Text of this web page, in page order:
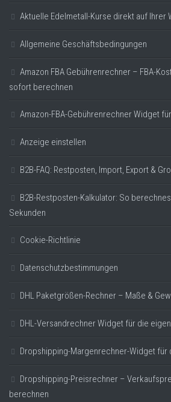
Aktuelle Edelmetall-Kurse direkt auf Ihrer
Allgemeine Geschäftsbedingungen
Amazon FBA Gebührenrechner – FBA-
sofort berechnen
Amazon-FBA-Gebührenrechner Widget
Anzeige einstellen
B2B-FAQ: Restposten, Import, Export &
B2B-Restposten-Kalkulator: So
Sekunden
Cookie-Richtlinie
Datenschutzbestimmungen
DHL Paketgrößen-Rechner – Maße &
DHL-Versandrechner Widget für die
Dropshipping-Margenrechner-Widget für
Dropshipping-Preisrechner –
berechnen